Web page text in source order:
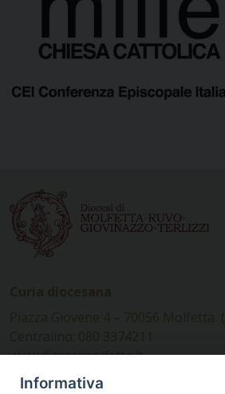
www.diocesimolfetta.it –
diocesimolfetta@pec.chiesacattolica.it
Informativa